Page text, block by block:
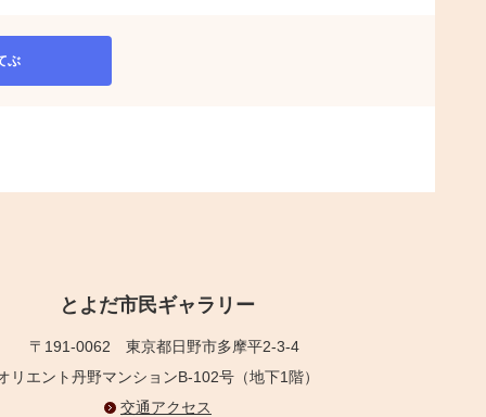
ぶ
とよだ市民ギャラリー
〒191-0062 東京都日野市多摩平2-3-4
リエント丹野マンションB-102号（地下1階）
交通アクセス